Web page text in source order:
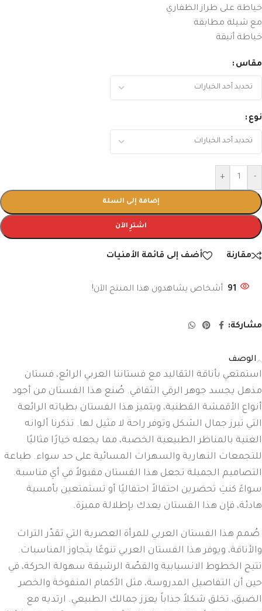
خياطة على طراز الظفاري
مع شيلة مطابقة
خياطة أنيقة
مقاس
نوع
-
+
إضافة إلى السلة
اشترِ الآن
مقارنة أضف إلى قائمة الأمنيات
91 أشخاص يشاهدون هذا المنتج الآن!
مشاركة:
الوصف
استمتعي بأناقة التقاليد مع فستاننا العربي الرائع، فستان
مذهل يجسد جوهر الرقي الثقافي. صُنع هذا الفستان من أجود
أنواع الأقمشة القطنية، ويتميز هذا الفستان بطياته الرائعة
التي تبرز جمال الشكل وتوفر راحة لا مثيل لها. تذكرنا ألوانه
الغنية بالمناظر الطبيعية الخصبة، مما يجعله خيارًا مثاليًا
للتجمعات النهارية والسهرات المسائية على حد سواء. طباعة
التصاميم الجميلة تجعل هذا الفستان مقبولاً في أي مناسبة.
سواءً كنتِ تحضرين احتفالاً احتفاليًا أو تستمتعين بأمسية
هادئة، فإن هذا الفستان يعدك بإطلالة مميزة.
صُمم هذا الفستان العربي للمرأة العصرية التي تقدّر التراث
والأناقة، ويوفر هذا الفستان العربي تنوعًا يتجاوز المناسبات.
تتيح الخطوط الانسيابية والقصّة الرشيقة سهولة الحركة، في
حين أن التفاصيل المدروسة، مثل الأكمام المنفوخة والخصر
الضيق، تخلق شكلاً جذاباً يعزز جمالك الطبيعي. ارتديه مع